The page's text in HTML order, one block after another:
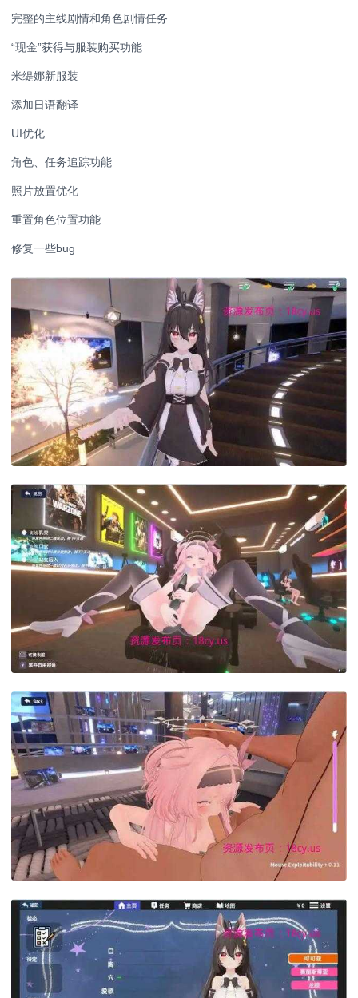
完整的主线剧情和角色剧情任务
“现金”获得与服装购买功能
米缇娜新服装
添加日语翻译
UI优化
角色、任务追踪功能
照片放置优化
重置角色位置功能
修复一些bug